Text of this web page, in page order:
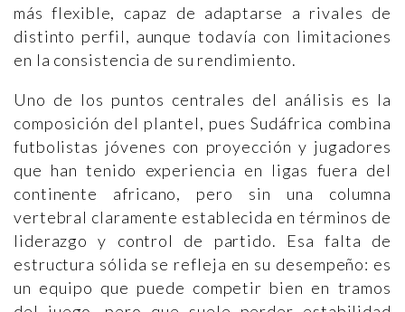
más flexible, capaz de adaptarse a rivales de
distinto perfil, aunque todavía con limitaciones
en la consistencia de su rendimiento.
Uno de los puntos centrales del análisis es la
composición del plantel, pues Sudáfrica combina
futbolistas jóvenes con proyección y jugadores
que han tenido experiencia en ligas fuera del
continente africano, pero sin una columna
vertebral claramente establecida en términos de
liderazgo y control de partido. Esa falta de
estructura sólida se refleja en su desempeño: es
un equipo que puede competir bien en tramos